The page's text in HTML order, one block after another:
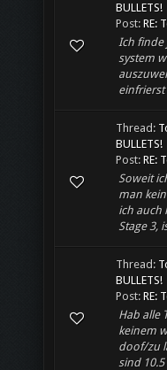
BULLETS!
Post: RE:
Ich finde
system
einfrierst
Thread:
BULLETS!
Post: RE:
Soweit
man
ich auch
Stage 3,
Thread:
BULLETS!
Post: RE:
Hab alle
keinem
doof/zu
sind 10.5